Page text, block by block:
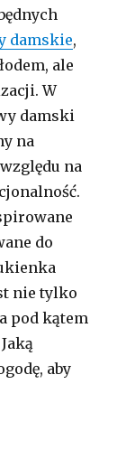
damskie,
ale
W
damski
na
na
do
nie tylko
pod kątem
aby